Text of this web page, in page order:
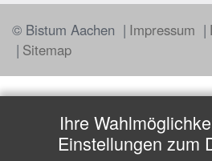
© Bistum Aachen Impressum
Sitemap
Ihre
Einstellungen zum